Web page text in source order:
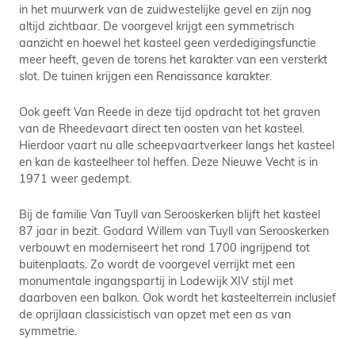
in het muurwerk van de zuidwestelijke gevel en zijn nog
altijd zichtbaar. De voorgevel krijgt een symmetrisch
aanzicht en hoewel het kasteel geen verdedigingsfunctie
meer heeft, geven de torens het karakter van een versterkt
slot. De tuinen krijgen een Renaissance karakter.
Ook geeft Van Reede in deze tijd opdracht tot het graven
van de Rheedevaart direct ten oosten van het kasteel.
Hierdoor vaart nu alle scheepvaartverkeer langs het kasteel
en kan de kasteelheer tol heffen. Deze Nieuwe Vecht is in
1971 weer gedempt.
Bij de familie Van Tuyll van Serooskerken blijft het kasteel
87 jaar in bezit. Godard Willem van Tuyll van Serooskerken
verbouwt en moderniseert het rond 1700 ingrijpend tot
buitenplaats. Zo wordt de voorgevel verrijkt met een
monumentale ingangspartij in Lodewijk XIV stijl met
daarboven een balkon. Ook wordt het kasteelterrein inclusief
de oprijlaan classicistisch van opzet met een as van
symmetrie.